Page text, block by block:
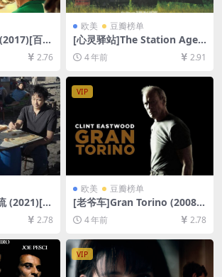
百度
1080P超
中英
2.76
欧美 豆瓣榜单
[心灵驿站]The Station Agen
t (2003)[百度网盘+迅雷云盘
资源1080P超清未删减][MP4/
5GB][中文字幕]
4 年前 2.91
(2021)[百
1080P
粤
2.78
VIP
欧美 豆瓣榜单
[老爷车]Gran Torino (2008)
[百度网盘+迅雷云盘资源1080
P超清未删减][MP4/7.5GB][中
4 年前 2.78
VIP